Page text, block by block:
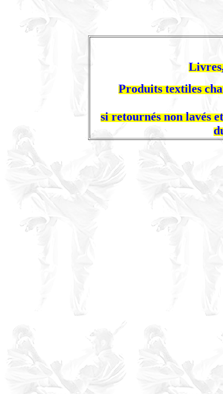
Produits textiles
si retournés non lavés